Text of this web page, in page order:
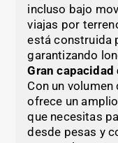
incluso bajo
viajas por
está construida
garantizando
Gran
Con un
ofrece un
que necesitas
desde pesas y